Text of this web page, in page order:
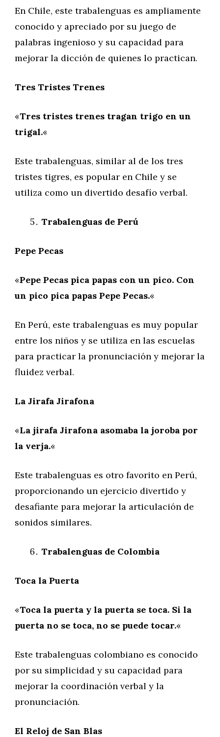
En Chile, este trabalenguas es ampliamente
conocido y apreciado por su juego de
palabras ingenioso y su capacidad para
mejorar la dicción de quienes lo practican.
Tres Tristes Trenes
«Tres tristes trenes tragan trigo en un
trigal.«
Este trabalenguas, similar al de los tres
tristes tigres, es popular en Chile y se
utiliza como un divertido desafío verbal.
Trabalenguas de Perú
Pepe Pecas
«Pepe Pecas pica papas con un pico. Con
un pico pica papas Pepe Pecas.«
En Perú, este trabalenguas es muy popular
entre los niños y se utiliza en las escuelas
para practicar la pronunciación y mejorar la
fluidez verbal.
La Jirafa Jirafona
«La jirafa Jirafona asomaba la joroba por
la verja.«
Este trabalenguas es otro favorito en Perú,
proporcionando un ejercicio divertido y
desafiante para mejorar la articulación de
sonidos similares.
Trabalenguas de Colombia
Toca la Puerta
«Toca la puerta y la puerta se toca. Si la
puerta no se toca, no se puede tocar.«
Este trabalenguas colombiano es conocido
por su simplicidad y su capacidad para
mejorar la coordinación verbal y la
pronunciación.
El Reloj de San Blas